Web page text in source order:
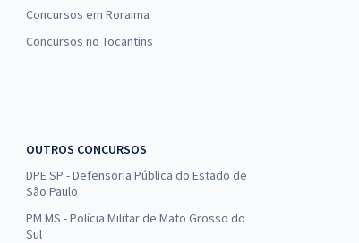
Concursos em Roraima
Concursos no Tocantins
OUTROS CONCURSOS
DPE SP - Defensoria Pública do Estado de
São Paulo
PM MS - Polícia Militar de Mato Grosso do
Sul